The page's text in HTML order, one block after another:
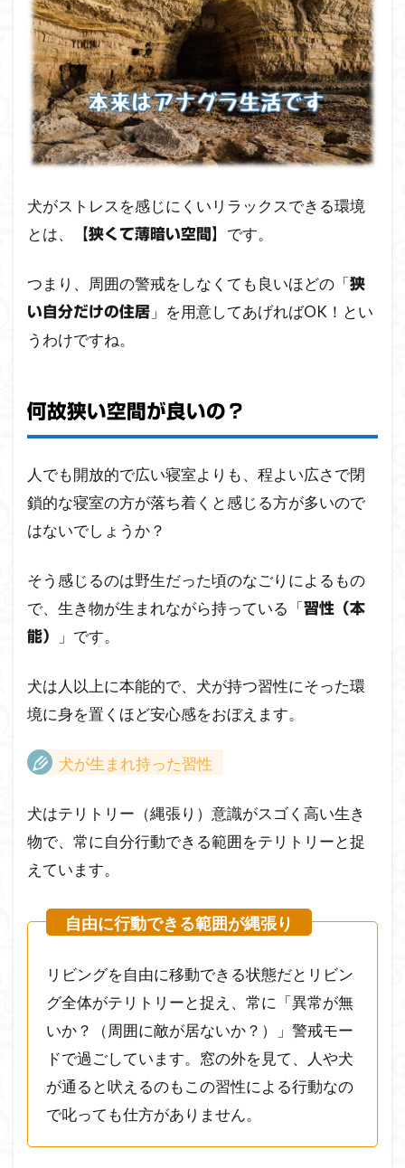
犬がストレスを感じにくいリラックスできる環境
とは、
【狭くて薄暗い空間】 です。
つまり、周囲の警戒をしなくても良いほどの「狭
い自分だけの住居 」を用意してあげればOK！とい
うわけですね。
何故狭い空間が良いの？
人でも開放的で広い寝室よりも、程よい広さで閉
鎖的な寝室の方が落ち着くと感じる方が多いので
はないでしょうか？
そう感じるのは野生だった頃のなごりによるもの
で、生き物が生まれながら持っている「習性（本
能）
」です。
犬は人以上に本能的で、犬が持つ習性にそった環
境に身を置くほど安心感をおぼえます。
犬が生まれ持った習性
犬はテリトリー（縄張り）意識がスゴく高い生き
物で、常に自分行動できる範囲をテリトリーと捉
えています。
リビングを自由に移動できる状態だとリビン
グ全体がテリトリーと捉え、常に「異常が無
いか？（周囲に敵が居ないか？）」警戒モー
ドで過ごしています。窓の外を見て、人や犬
が通ると吠えるのもこの習性による行動なの
で叱っても仕方がありません。